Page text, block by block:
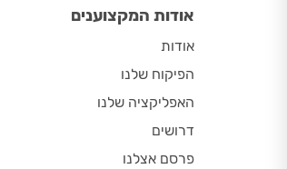
אודות המקצוענים
אודות
הפיקוח שלנו
האפליקציה שלנו
דרושים
פרסם אצלנו